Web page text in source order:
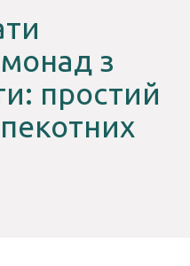
з
простий